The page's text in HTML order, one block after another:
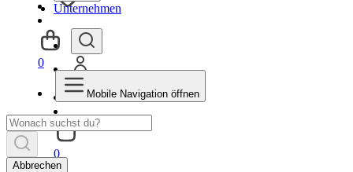
Unternehmen
0
0
Mobile Navigation öffnen
Abbrechen